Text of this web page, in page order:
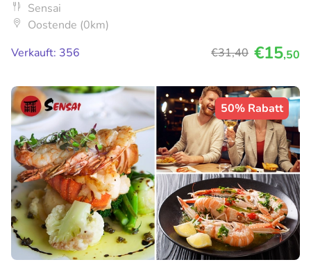
Sensai
Oostende (0km)
Verkauft: 356
€31,40 €15,50
50% Rabatt